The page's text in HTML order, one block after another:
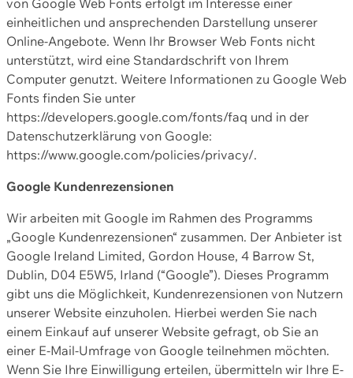
von Google Web Fonts erfolgt im Interesse einer
einheitlichen und ansprechenden Darstellung unserer
Online-Angebote. Wenn Ihr Browser Web Fonts nicht
unterstützt, wird eine Standardschrift von Ihrem
Computer genutzt. Weitere Informationen zu Google Web
Fonts finden Sie unter
https://developers.google.com/fonts/faq und in der
Datenschutzerklärung von Google:
https://www.google.com/policies/privacy/.
Google Kundenrezensionen
Wir arbeiten mit Google im Rahmen des Programms
„Google Kundenrezensionen“ zusammen. Der Anbieter ist
Google Ireland Limited, Gordon House, 4 Barrow St,
Dublin, D04 E5W5, Irland (“Google”). Dieses Programm
gibt uns die Möglichkeit, Kundenrezensionen von Nutzern
unserer Website einzuholen. Hierbei werden Sie nach
einem Einkauf auf unserer Website gefragt, ob Sie an
einer E-Mail-Umfrage von Google teilnehmen möchten.
Wenn Sie Ihre Einwilligung erteilen, übermitteln wir Ihre E-